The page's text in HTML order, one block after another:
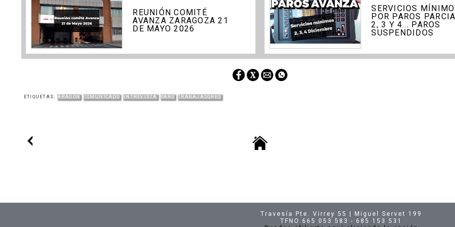
REUNIÓN COMITÉ
AVANZA ZARAGOZA 21
DE MAYO 2026
SERVICIOS
POR PAROS
2, 3 Y 4... PAROS
SUSPENDIDOS
ETIQUETAS: ARAGÓN COMUNICADO ENTREVISTA PARO TRABAJADORES
Travesía Pte. Virrey 55 | Miguel Servet 199
TFNO 665 053 583 - 685 153 531